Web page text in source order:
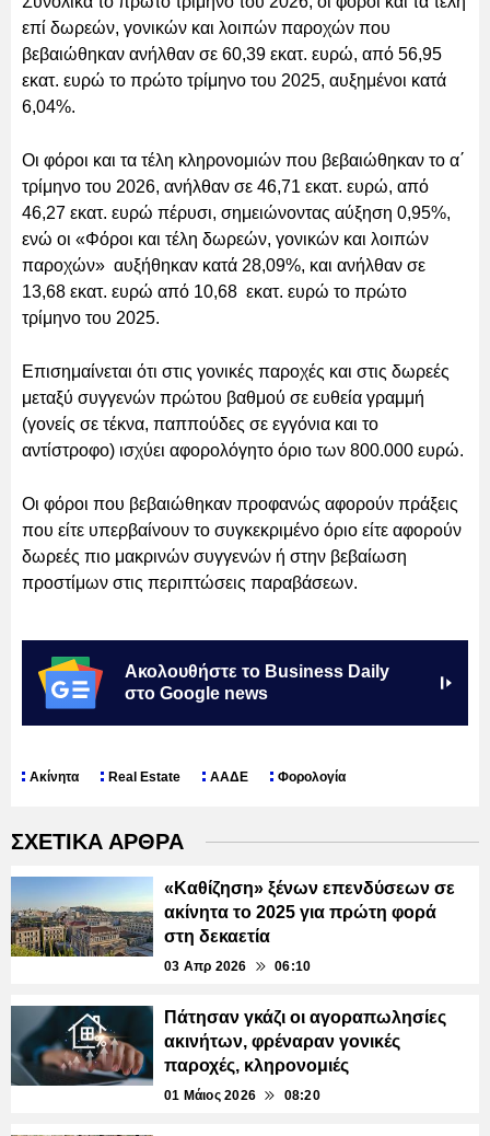
επί δωρεών, γονικών και λοιπών παροχών που
βεβαιώθηκαν ανήλθαν σε 60,39 εκατ. ευρώ, από 56,95
εκατ. ευρώ το πρώτο τρίμηνο του 2025, αυξημένοι κατά
6,04%.
Οι φόροι και τα τέλη κληρονομιών που βεβαιώθηκαν το α΄
τρίμηνο του 2026, ανήλθαν σε 46,71 εκατ. ευρώ, από
46,27 εκατ. ευρώ πέρυσι, σημειώνοντας αύξηση 0,95%,
ενώ οι «Φόροι και τέλη δωρεών, γονικών και λοιπών
παροχών» αυξήθηκαν κατά 28,09%, και ανήλθαν σε
13,68 εκατ. ευρώ από 10,68 εκατ. ευρώ το πρώτο
τρίμηνο του 2025.
Επισημαίνεται ότι στις γονικές παροχές και στις δωρεές
μεταξύ συγγενών πρώτου βαθμού σε ευθεία γραμμή
(γονείς σε τέκνα, παππούδες σε εγγόνια και το
αντίστροφο) ισχύει αφορολόγητο όριο των 800.000 ευρώ.
Οι φόροι που βεβαιώθηκαν προφανώς αφορούν πράξεις
που είτε υπερβαίνουν το συγκεκριμένο όριο είτε αφορούν
δωρεές πιο μακρινών συγγενών ή στην βεβαίωση
προστίμων στις περιπτώσεις παραβάσεων.
Ακολουθήστε το Business Daily
στο Google news
Ακίνητα Real Estate ΑΑΔΕ Φορολογία
ΣΧΕΤΙΚΑ ΑΡΘΡΑ
«Καθίζηση» ξένων επενδύσεων σε
ακίνητα το 2025 για πρώτη φορά
στη δεκαετία
03 Απρ 2026 06:10
Πάτησαν γκάζι οι αγοραπωλησίες
ακινήτων, φρέναραν γονικές
παροχές, κληρονομιές
01 Μάιος 2026 08:20